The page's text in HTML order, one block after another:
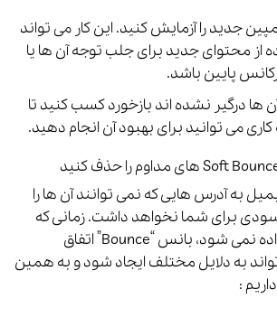
جدید را آزمایش کنید. این کار می تواند
از محتوای جدید برای جلب توجه آن ها یا
پایین باشد.
آن ها درگیر نشده اند بازخورد کسب کنید تا
می توانید برای بهبود آن انجام دهید.
به آدرس هایی که نمی توانند آن ها را
برای شما نخواهد داشت. زمانی که
نمی شود، بانس “Bounce” اتفاق
به دلایل مختلف ایجاد شود و به همین
: